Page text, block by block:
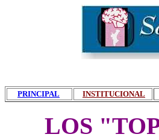
PRINCIPAL INSTITUCIONAL
LOS